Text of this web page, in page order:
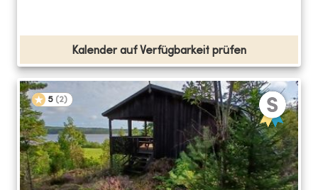
Kalender auf Verfügbarkeit prüfen
5 (2)